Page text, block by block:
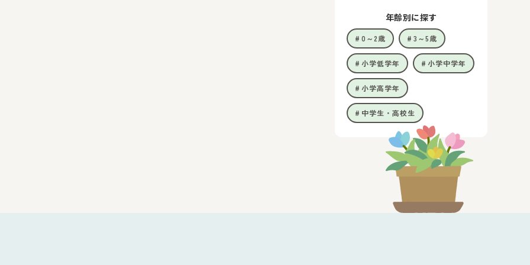
年齢別に探す
0～2歳 3～5歳
小学低学年 小学中学年
小学高学年
中学生・高校生